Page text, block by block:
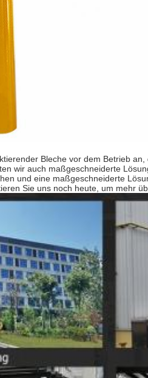
Bleche vor dem Betrieb
wir auch maßgeschneiderte
und eine maßgeschneiderte
Sie uns noch heute, um mehr